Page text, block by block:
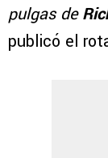
pulgas de
publicó el